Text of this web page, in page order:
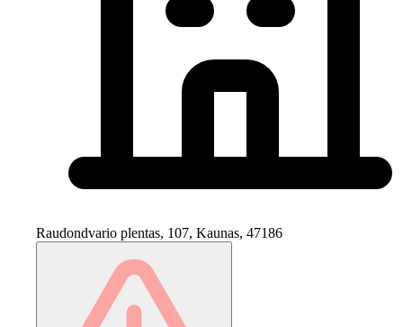
Raudondvario plentas, 107, Kaunas, 47186